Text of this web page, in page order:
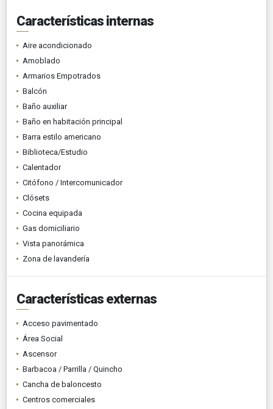
Características internas
Aire acondicionado
Amoblado
Armarios Empotrados
Balcón
Baño auxiliar
Baño en habitación principal
Barra estilo americano
Biblioteca/Estudio
Calentador
Citófono / Intercomunicador
Clósets
Cocina equipada
Gas domiciliario
Vista panorámica
Zona de lavandería
Características externas
Acceso pavimentado
Área Social
Ascensor
Barbacoa / Parrilla / Quincho
Cancha de baloncesto
Centros comerciales